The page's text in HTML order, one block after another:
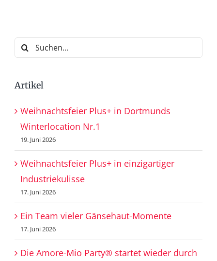
Suche
nach:
Artikel
Weihnachtsfeier Plus+ in Dortmunds
Winterlocation Nr.1
19. Juni 2026
Weihnachtsfeier Plus+ in einzigartiger
Industriekulisse
17. Juni 2026
Ein Team vieler Gänsehaut-Momente
17. Juni 2026
Die Amore-Mio Party® startet wieder durch